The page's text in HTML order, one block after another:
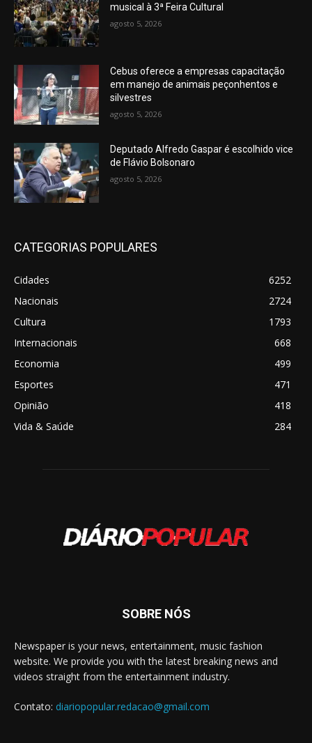
musical à 3ª Feira Cultural
agosto 5, 2026
Cebus oferece a empresas capacitação
em manejo de animais peçonhentos e
silvestres
agosto 5, 2026
Deputado Alfredo Gaspar é escolhido vice
de Flávio Bolsonaro
agosto 5, 2026
CATEGORIAS POPULARES
Cidades
6252
Nacionais
2724
Cultura
1793
Internacionais
668
Economia
499
Esportes
471
Opinião
418
Vida & Saúde
284
SOBRE NÓS
Newspaper is your news, entertainment, music fashion
website. We provide you with the latest breaking news and
videos straight from the entertainment industry.
Contato: diariopopular.redacao@gmail.com